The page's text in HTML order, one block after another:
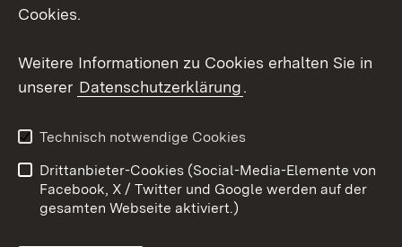
Youtube
Kontakt
Datenschutz
Barrierefreiheit
Impressum Cookies
Cookies.
Weitere Informationen zu Cookies erhalten Sie in
unserer Datenschutzerklärung.
Technisch notwendige Cookies
Drittanbieter-Cookies (Social-Media-Elemente von
Facebook, X / Twitter und Google werden auf der
gesamten Webseite aktiviert.)